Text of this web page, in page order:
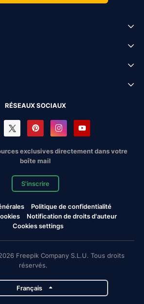
RÉSEAUX SOCIAUX
exclusives directement dans votre
boîte mail
S'inscrire
Politique de confidentialité
Notification de droits d'auteur
Cookies settings
Freepik Company S.L.U. Tous droits
réservés.
Français